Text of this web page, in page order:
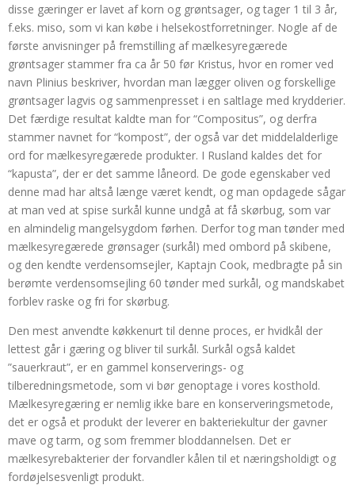
disse gæringer er lavet af korn og grøntsager, og tager 1 til 3 år,
f.eks. miso, som vi kan købe i helsekostforretninger. Nogle af de
første anvisninger på fremstilling af mælkesyregærede
grøntsager stammer fra ca år 50 før Kristus, hvor en romer ved
navn Plinius beskriver, hvordan man lægger oliven og forskellige
grøntsager lagvis og sammenpresset i en saltlage med krydderier.
Det færdige resultat kaldte man for “Compositus”, og derfra
stammer navnet for “kompost”, der også var det middelalderlige
ord for mælkesyregærede produkter. I Rusland kaldes det for
“kapusta”, der er det samme låneord. De gode egenskaber ved
denne mad har altså længe været kendt, og man opdagede sågar
at man ved at spise surkål kunne undgå at få skørbug, som var
en almindelig mangelsygdom førhen. Derfor tog man tønder med
mælkesyregærede grønsager (surkål) med ombord på skibene,
og den kendte verdensomsejler, Kaptajn Cook, medbragte på sin
berømte verdensomsejling 60 tønder med surkål, og mandskabet
forblev raske og fri for skørbug.
Den mest anvendte køkkenurt til denne proces, er hvidkål der
lettest går i gæring og bliver til surkål. Surkål også kaldet
”sauerkraut”, er en gammel konserverings- og
tilberedningsmetode, som vi bør genoptage i vores kosthold.
Mælkesyregæring er nemlig ikke bare en konserveringsmetode,
det er også et produkt der leverer en bakteriekultur der gavner
mave og tarm, og som fremmer bloddannelsen. Det er
mælkesyrebakterier der forvandler kålen til et næringsholdigt og
fordøjelsesvenligt produkt.